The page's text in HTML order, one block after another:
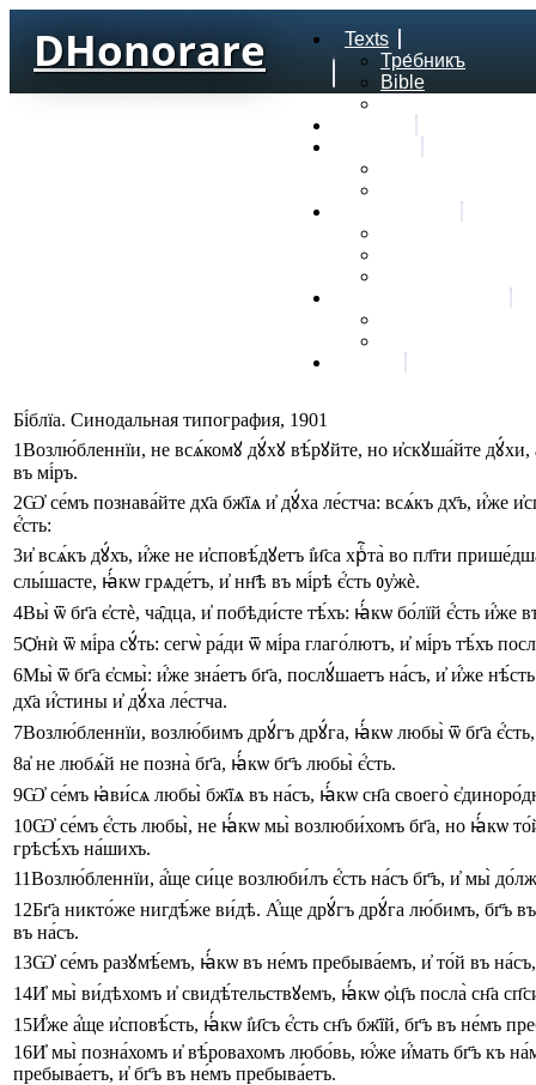
DHonorare
Texts
Тре́бникъ
Bible
Бі́блїа. Синодальная типография, 1901
1Возлю́бленнїи, не всѧ́комꙋ дꙋ́хꙋ вѣ́рꙋйте, но и҆скꙋша́йте дꙋ́хи,
въ мі́ръ.
2Ѡ҆ се́мъ познава́йте дх҃а бж҃їѧ и҆ дꙋ́ха ле́стча: всѧ́къ дх҃ъ, и҆́же
є҆́сть:
3и҆ всѧ́къ дꙋ́хъ, и҆́же не и҆сповѣ́дꙋетъ і҆и҃са хрⷭ҇та̀ во пл҃ти
слы́шасте, ꙗ҆́кѡ грѧде́тъ, и҆ нн҃ѣ въ мі́рѣ є҆́сть ᲂу҆жѐ.
4Вы̀ ѿ бг҃а є҆стѐ, ча̑дца, и҆ побѣди́сте тѣ́хъ: ꙗ҆́кѡ бо́лїй є҆́сть и҆́же
5Ѻ҆нѝ ѿ мі́ра сꙋ́ть: сегѡ̀ ра́ди ѿ мі́ра глаго́лютъ, и҆ мі́ръ тѣ́хъ
6Мы̀ ѿ бг҃а є҆смы̀: и҆́же зна́етъ бг҃а, послꙋ́шаетъ на́съ, и҆ и҆́же нѣ́сть
дх҃а и҆́стины и҆ дꙋ́ха ле́стча.
7Возлю́бленнїи, возлю́бимъ дрꙋ́гъ дрꙋ́га, ꙗ҆́кѡ любы̀ ѿ бг҃а є҆́сть,
8а҆ не любѧ́й не позна̀ бг҃а, ꙗ҆́кѡ бг҃ъ любы̀ є҆́сть.
9Ѡ҆ се́мъ ꙗ҆ви́сѧ любы̀ бж҃їѧ въ на́съ, ꙗ҆́кѡ сн҃а своего̀
10Ѡ҆ се́мъ є҆́сть любы̀, не ꙗ҆́кѡ мы̀ возлюби́хомъ бг҃а, но ꙗ҆́кѡ
грѣсѣ́хъ на́шихъ.
11Возлю́бленнїи, а҆́ще си́це возлюби́лъ є҆́сть на́съ бг҃ъ, и҆ мы̀
12Бг҃а никто́же нигдѣ́же ви́дѣ. А҆́ще дрꙋ́гъ дрꙋ́га лю́бимъ, бг҃ъ въ
въ на́съ.
13Ѡ҆ се́мъ разꙋмѣ́емъ, ꙗ҆́кѡ въ не́мъ пребыва́емъ, и҆ то́й въ на́съ,
14И҆ мы̀ ви́дѣхомъ и҆ свидѣ́тельствꙋемъ, ꙗ҆́кѡ ѻ҆ц҃ъ посла̀ сн҃а
15И҆́же а҆́ще и҆сповѣ́сть, ꙗ҆́кѡ і҆и҃съ є҆́сть сн҃ъ бж҃їй, бг҃ъ въ не́мъ
16И҆ мы̀ позна́хомъ и҆ вѣ́ровахомъ любо́вь, ю҆́же и҆́мать бг҃ъ къ
пребыва́етъ, и҆ бг҃ъ въ не́мъ пребыва́етъ.